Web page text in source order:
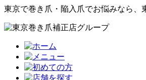
東京で巻き爪・陥入爪でお悩みなら、